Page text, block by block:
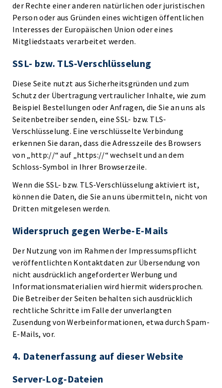
der Rechte einer anderen natürlichen oder juristischen
Person oder aus Gründen eines wichtigen öffentlichen
Interesses der Europäischen Union oder eines
Mitgliedstaats verarbeitet werden.
SSL- bzw. TLS-Verschlüsselung
Diese Seite nutzt aus Sicherheitsgründen und zum
Schutz der Übertragung vertraulicher Inhalte, wie zum
Beispiel Bestellungen oder Anfragen, die Sie an uns als
Seitenbetreiber senden, eine SSL- bzw. TLS-
Verschlüsselung. Eine verschlüsselte Verbindung
erkennen Sie daran, dass die Adresszeile des Browsers
von „http://“ auf „https://“ wechselt und an dem
Schloss-Symbol in Ihrer Browserzeile.
Wenn die SSL- bzw. TLS-Verschlüsselung aktiviert ist,
können die Daten, die Sie an uns übermitteln, nicht von
Dritten mitgelesen werden.
Widerspruch gegen Werbe-E-Mails
Der Nutzung von im Rahmen der Impressumspflicht
veröffentlichten Kontaktdaten zur Übersendung von
nicht ausdrücklich angeforderter Werbung und
Informationsmaterialien wird hiermit widersprochen.
Die Betreiber der Seiten behalten sich ausdrücklich
rechtliche Schritte im Falle der unverlangten
Zusendung von Werbeinformationen, etwa durch Spam-
E-Mails, vor.
4. Datenerfassung auf dieser Website
Server-Log-Dateien